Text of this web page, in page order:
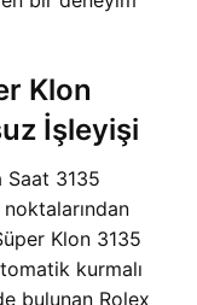
Klon
İşleyişi
Saat 3135
Klon 3135
kurmalı
bulunan Rolex